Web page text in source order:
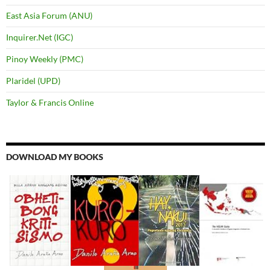
East Asia Forum (ANU)
Inquirer.Net (IGC)
Pinoy Weekly (PMC)
Plaridel (UPD)
Taylor & Francis Online
DOWNLOAD MY BOOKS